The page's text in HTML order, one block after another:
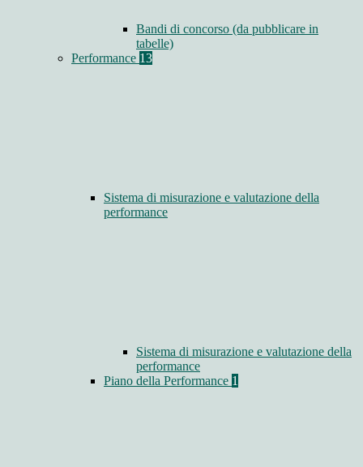
Bandi di concorso (da pubblicare in
tabelle)
Performance 13
Sistema di misurazione e valutazione della
performance
Sistema di misurazione e valutazione della
performance
Piano della Performance 1